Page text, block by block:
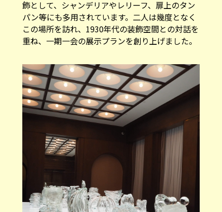
飾として、シャンデリアやレリーフ、扉上のタン
パン等にも多用されています。二人は幾度となく
この場所を訪れ、1930年代の装飾空間との対話を
重ね、一期一会の展示プランを創り上げました。